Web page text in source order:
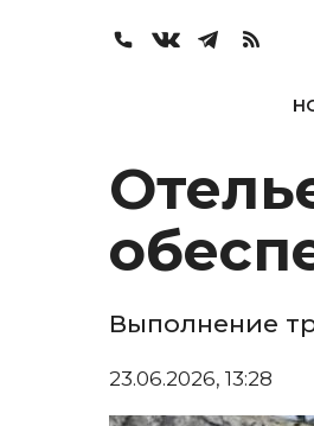
Выполнение
23.06.2026, 13:28